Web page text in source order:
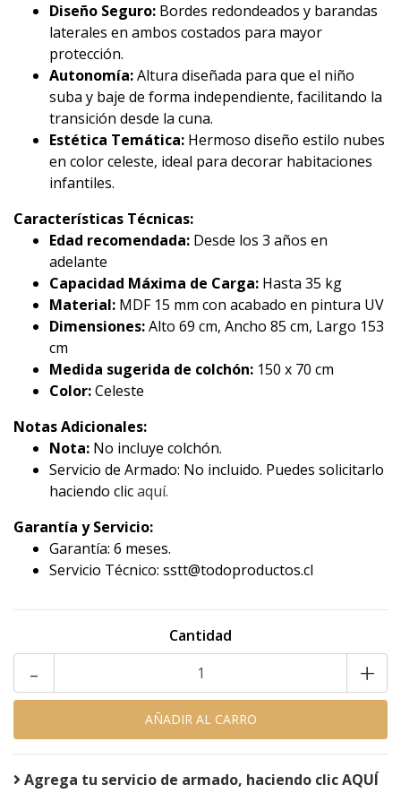
Diseño Seguro: Bordes redondeados y barandas
laterales en ambos costados para mayor
protección.
Autonomía:Altura diseñada para que el niño
suba y baje de forma independiente, facilitando la
transición desde la cuna.
Estética Temática: Hermoso diseño estilo nubes
en color celeste, ideal para decorar habitaciones
infantiles.
Características Técnicas:
Edad recomendada: Desde los 3 años en
adelante
Capacidad Máxima de Carga: Hasta 35 kg
Material: MDF 15 mm con acabado en pintura UV
Dimensiones:Alto 69 cm, Ancho 85 cm, Largo 153
cm
Medida sugerida de colchón: 150 x 70 cm
Color:Celeste
Notas Adicionales:
Nota: No incluye colchón.
Servicio de Armado: No incluido. Puedes solicitarlo
haciendo clicaquí.
Garantía y Servicio:
Garantía: 6 meses.
Servicio Técnico: sstt@todoproductos.cl
Cantidad
+
-
Agrega tu servicio de armado, haciendo clic AQUÍ